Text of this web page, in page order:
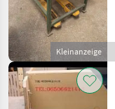
Kleinanzeige